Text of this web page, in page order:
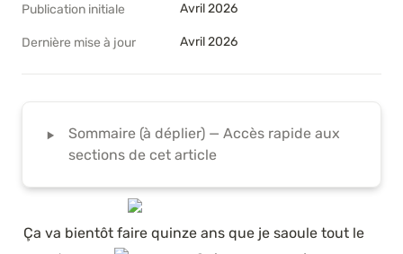
Publication initiale Avril 2026
Dernière mise à jour Avril 2026
‣
Sommaire (à déplier) — Accès rapide aux
sections de cet article
Ça va bientôt faire quinze ans que je saoule tout le